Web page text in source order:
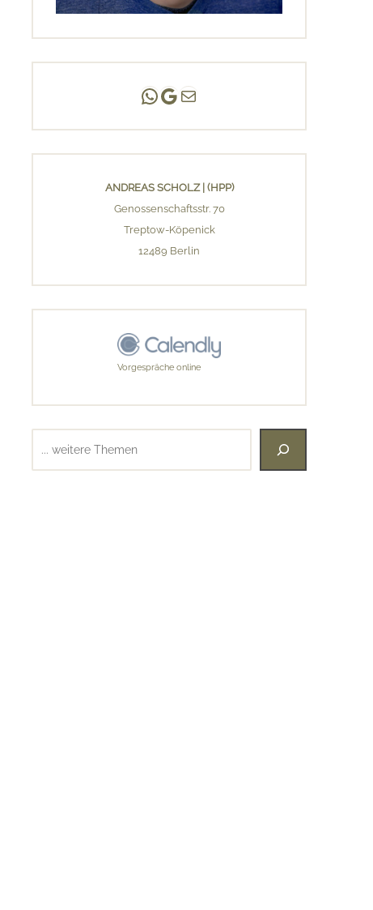
Andreas Scholz | (HPP)
Praxis Adlershof
E-Mail an mich ...
ANDREAS SCHOLZ | (HPP)
Genossenschaftsstr. 70
Treptow-Köpenick
12489 Berlin
Vorgespräche online